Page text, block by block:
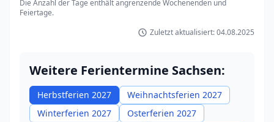
Die Anzahl der Tage enthält angrenzende Wochenenden und
Feiertage.
Zuletzt aktualisiert: 04.08.2025
Weitere Ferientermine Sachsen:
Herbstferien 2027
Weihnachtsferien 2027
Winterferien 2027
Osterferien 2027